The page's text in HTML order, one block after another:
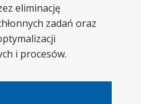
eliminację
zadań oraz
i procesów.